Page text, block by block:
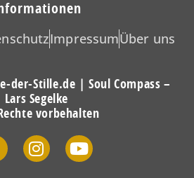
ImpressumÜber uns
der-Stille.de | Soul Compass –
Lars Segelke
vorbehalten